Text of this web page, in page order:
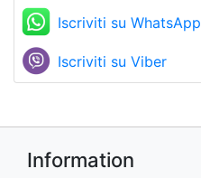
Iscriviti su WhatsApp
Iscriviti su Viber
Information